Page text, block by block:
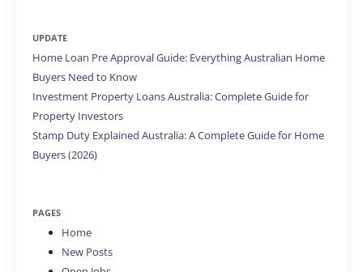
UPDATE
Home Loan Pre Approval Guide: Everything Australian Home
Buyers Need to Know
Investment Property Loans Australia: Complete Guide for
Property Investors
Stamp Duty Explained Australia: A Complete Guide for Home
Buyers (2026)
PAGES
Home
New Posts